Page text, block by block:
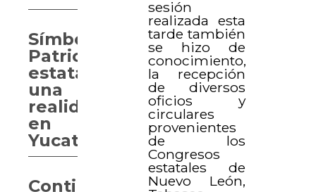
sesión
realizada esta
tarde también
se hizo de
conocimiento,
la recepción
de diversos
oficios y
circulares
provenientes
de los
Congresos
estatales de
Nuevo León,
Símbolos
Patrios
estatales,
una
realidad
en
Yucatán
Continúa